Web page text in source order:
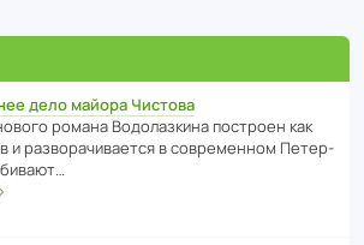
дело майора Чистова
романа Водо­ла­з­кина пост­роен как
и разво­ра­чи­ва­ется в совре­менном Пете­р­
›